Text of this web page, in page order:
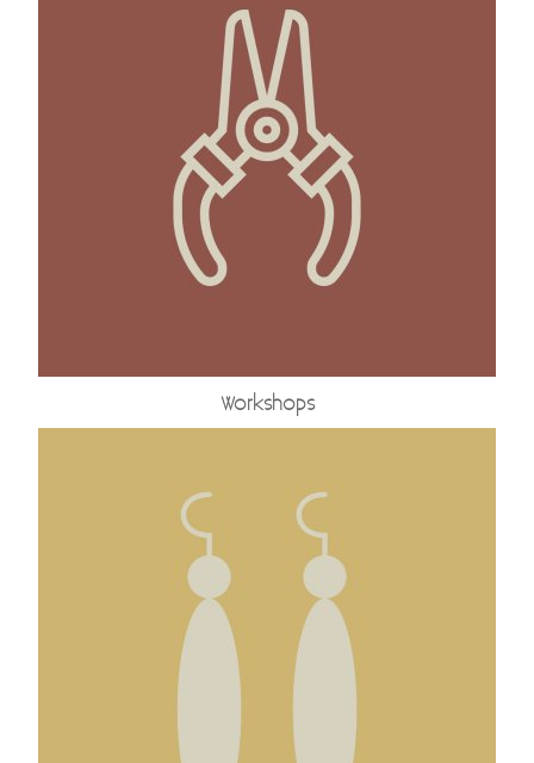
Kadobon
Hersteldienst fantasiejuwelen
Workshops